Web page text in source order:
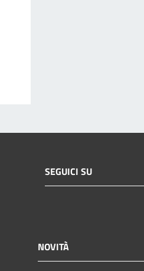
SEGUICI SU
NOVITÀ